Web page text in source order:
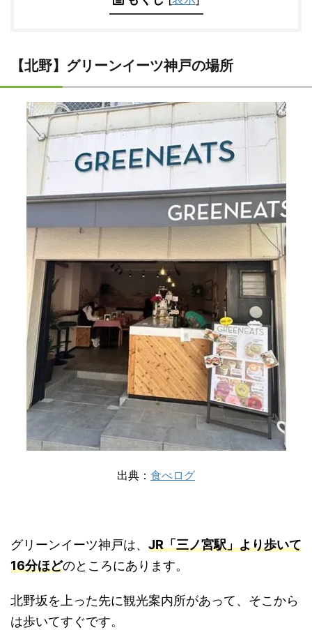
【北野】グリーンイーツ神戸の場所
出典： 食べログ
グリーンイーツ神戸は、 JR「三ノ宮駅」より歩いて
16分ほどのところにあります。
北野坂を上った先に観光案内所があって、そこから
は歩いてすぐです。